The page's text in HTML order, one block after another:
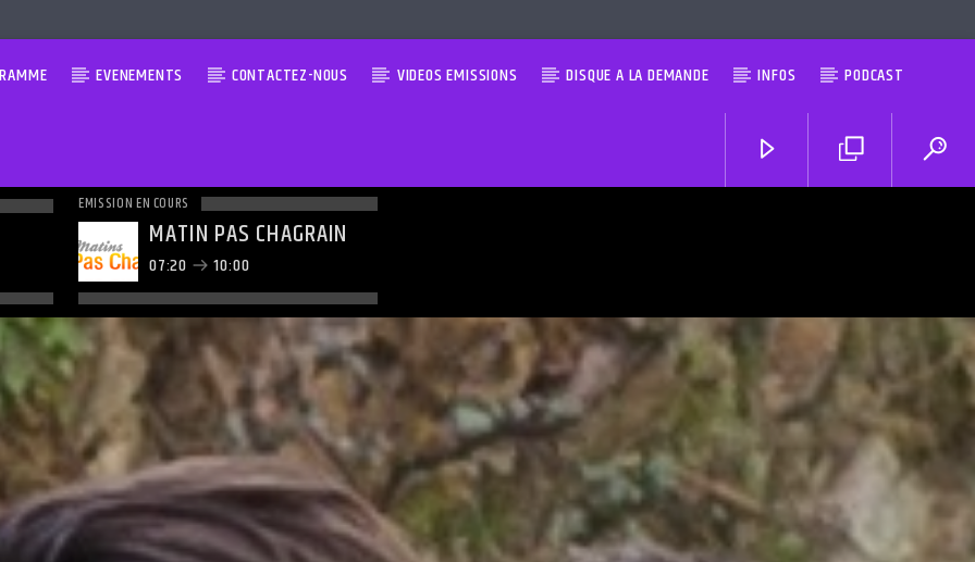
EVENEMENTS CONTACTEZ-NOUS VIDEOS EMISSIONS DISQUE A LA DEMANDE INFOS PODCAST
EMISSION EN COURS
MATIN PAS CHAGRAIN
07:20 10:00